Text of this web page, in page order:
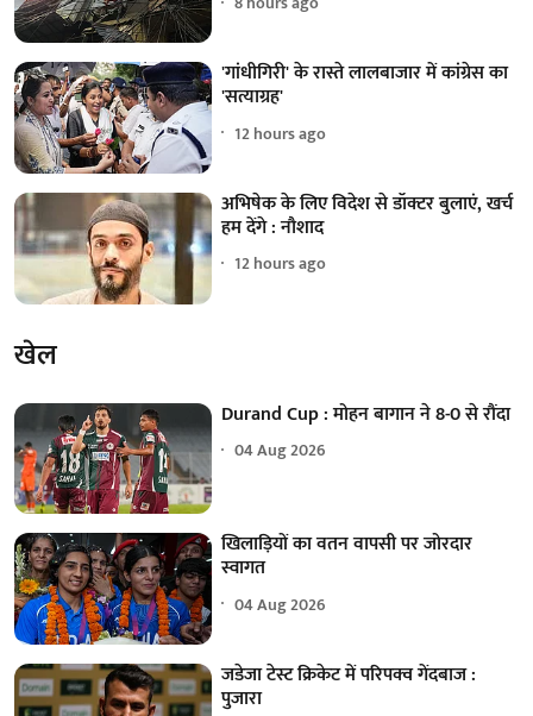
'गांधीगिरी' के रास्ते लालबाजार में कांग्रेस का
'सत्याग्रह'
12 hours ago
अभिषेक के लिए विदेश से डॉक्टर बुलाएं, खर्च
हम देंगे : नौशाद
12 hours ago
खेल
Durand Cup : मोहन बागान ने 8-0 से रौंदा
04 Aug 2026
खिलाड़ियों का वतन वापसी पर जोरदार
स्वागत
04 Aug 2026
जडेजा टेस्ट क्रिकेट में परिपक्व गेंदबाज :
पुजारा